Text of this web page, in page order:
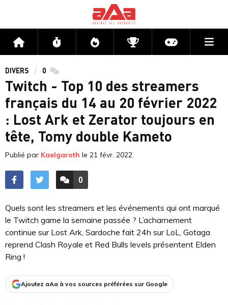
Accueil Flux Directs CompétitionsActu jeux
DIVERS 0 commentaires
Twitch - Top 10 des streamers
français du 14 au 20 février 2022
: Lost Ark et Zerator toujours en
tête, Tomy double Kameto
Publié par Kaelgaroth le 21 févr. 2022
ACCÉDER AUX
0
COMMENTAIRES
Quels sont les streamers et les événements qui ont marqué
le Twitch game la semaine passée ? L’acharnement
continue sur Lost Ark, Sardoche fait 24h sur LoL, Gotaga
reprend Clash Royale et Red Bulls levels présentent Elden
Ring !
Ajoutez aAa à vos sources préférées sur Google